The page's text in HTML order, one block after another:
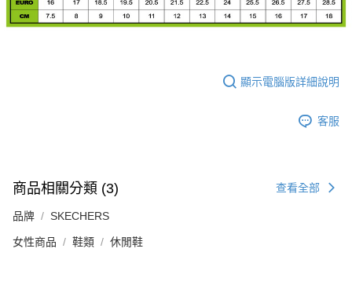
顯示電腦版詳細說明
客服
商品相關分類 (3) 查看全部
品牌 SKECHERS
女性商品 鞋類 休閒鞋